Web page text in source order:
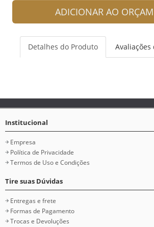
ADICIONAR AO
Detalhes do Produto
Institucional
Empresa
Política de Privacidade
Termos de Uso e Condições
Tire suas Dúvidas
Entregas e frete
Formas de Pagamento
Trocas e Devoluções